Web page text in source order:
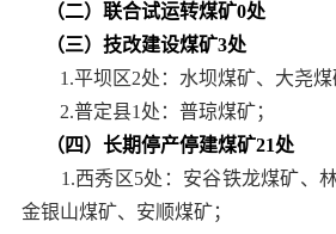
（二）联合试运转煤矿0处
（三）技改建设煤矿3处
1.平坝区2处：水坝煤矿、大尧煤
2.普定县1处：普琼煤矿；
（四）长期停产停建煤矿21处
1.西秀区5处：安谷铁龙煤矿、林
金银山煤矿、安顺煤矿；